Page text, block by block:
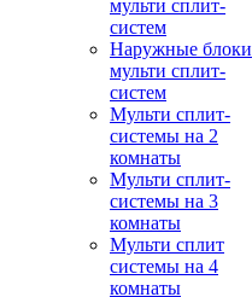
мульти сплит-
систем
Наружные блоки
мульти сплит-
систем
Мульти сплит-
системы на 2
комнаты
Мульти сплит-
системы на 3
комнаты
Мульти сплит
системы на 4
комнаты